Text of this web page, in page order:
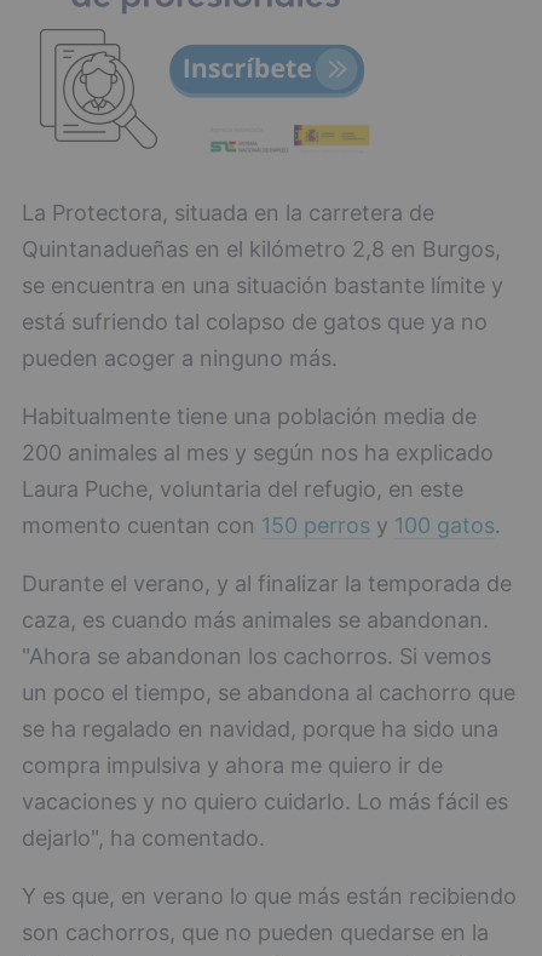
La Protectora, situada en la carretera de
Quintanadueñas en el kilómetro 2,8 en Burgos,
se encuentra en una situación bastante límite y
está sufriendo tal colapso de gatos que ya no
pueden acoger a ninguno más.
Habitualmente tiene una población media de
200 animales al mes y según nos ha explicado
Laura Puche, voluntaria del refugio, en este
momento cuentan con 150 perros y 100 gatos.
Durante el verano, y al finalizar la temporada de
caza, es cuando más animales se abandonan.
"Ahora se abandonan los cachorros. Si vemos
un poco el tiempo, se abandona al cachorro que
se ha regalado en navidad, porque ha sido una
compra impulsiva y ahora me quiero ir de
vacaciones y no quiero cuidarlo. Lo más fácil es
dejarlo", ha comentado.
Y es que, en verano lo que más están recibiendo
son cachorros, que no pueden quedarse en la